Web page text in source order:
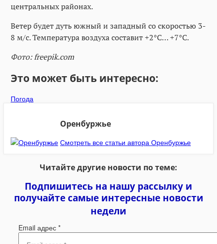
центральных районах.
Ветер будет дуть южный и западный со скоростью 3-
8 м/с. Температура воздуха составит +2°C… +7°C.
Фото: freepik.com
Это может быть интересно:
Погода
Оренбуржье
Смотреть все статьи автора Оренбуржье
Читайте другие новости по теме:
Подпишитесь на нашу рассылку и
получайте самые интересные новости
недели
Email адрес *